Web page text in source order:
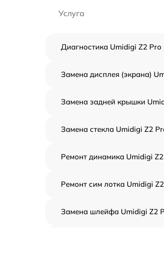
Услуга
Диагностика Umidigi Z2 Pro
Замена дисплея (экрана)
Замена задней крышки
Замена стекла Umidigi Z2
Ремонт динамика Umidigi
Ремонт сим лотка Umidigi
Замена шлейфа Umidigi Z2